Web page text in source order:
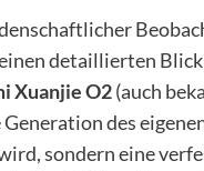
detaillierten
Xuanjie O2(auch
des
sondern eine